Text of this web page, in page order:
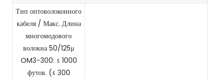
Тип оптоволоконного
кабеля / Макс. Длина
многомодового
волокна 50/125μ
OM3-300: ≤ 1000
футов. (≤ 300